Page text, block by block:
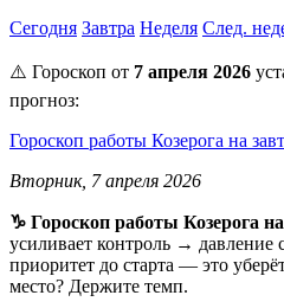
Сегодня Завтра Неделя След.
⚠️ Гороскоп от 7 апреля 2026
прогноз:
Гороскоп работы Козерога на
Вторник, 7 апреля 2026
♑ Гороскоп работы Козерога
усиливает контроль → давление
приоритет до старта — это
место? Держите темп.